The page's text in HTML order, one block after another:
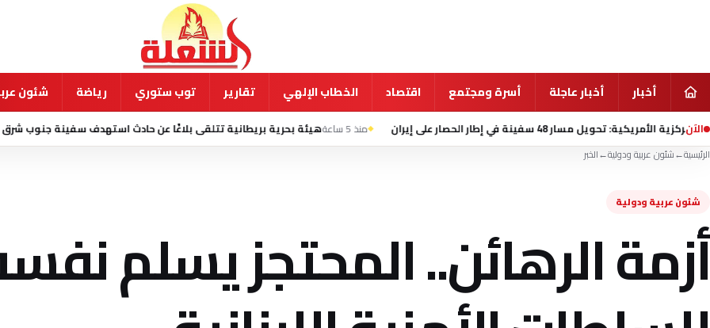
أخبار أخبار عاجلة أسرة ومجتمع اقتصاد الخطاب الإلهي تقارير توب ستوري رياضة شئون
الآن
سفينة في إطار الحصار على إيران منذ 5 ساعة هيئة بحرية بريطانية تتلقى بلاغًا عن حادث استهدف سفينة جنوب شرق عدن منذ 22 ساعة
الرئيسية←شئون عربية ودولية←الخبر
شئون عربية ودولية
أزمة الرهائن.. المحتجز يسلم